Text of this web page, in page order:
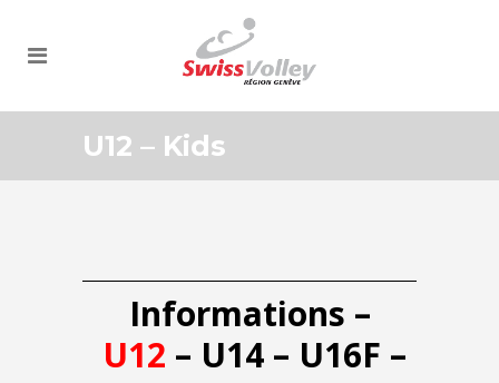
U12 – Kids
Informations –
U12 – U14– U16F –